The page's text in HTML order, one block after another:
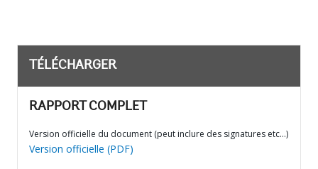
TÉLÉCHARGER
RAPPORT COMPLET
Version officielle du document (peut inclure des signatures etc…)
Version officielle (PDF)